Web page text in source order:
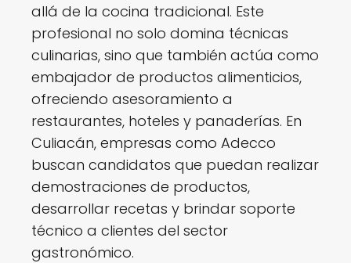
allá de la cocina tradicional. Este
profesional no solo domina técnicas
culinarias, sino que también actúa como
embajador de productos alimenticios,
ofreciendo asesoramiento a
restaurantes, hoteles y panaderías. En
Culiacán, empresas como Adecco
buscan candidatos que puedan realizar
demostraciones de productos,
desarrollar recetas y brindar soporte
técnico a clientes del sector
gastronómico.